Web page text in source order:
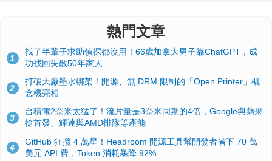
熱門文章
1
找了半輩子求助偵探都沒用！66歲加拿大男子靠ChatGPT，成
功找回失散50年家人
2
打破大廠墨水綁架！開源、無 DRM 限制的「Open Printer」概
念機亮相
3
台積電2奈米太猛了！流片量是3奈米同期的4倍，Google與蘋果
搶首發、輝達與AMD排隊等產能
4
GitHub 狂攬 4 萬星！Headroom 開源工具幫開發者省下 70 萬
美元 API 費，Token 消耗暴降 92%